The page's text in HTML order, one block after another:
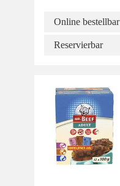
Online bestellbar
Reservierbar